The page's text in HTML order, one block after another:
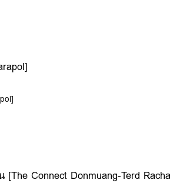
Connect Donmuang-Terd